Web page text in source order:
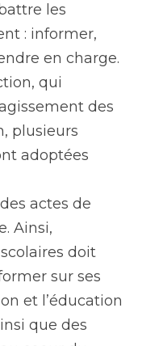
les
: informer,
en charge.
qui
des
plusieurs
adoptées
actes de
Ainsi,
doit
sur ses
et l’éducation
que des